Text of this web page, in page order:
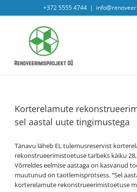
to
+372 5555 4744 |
Korterelamute
sel aastal uute tingimustega
Tänavu läheb EL tulemusreservist
rekonstrueerimistoetuse tarbeks käiku
Võrreldes eelmise aastaga on kasvanud
muutunud on taotlemisprotsess. “Sel
korterelamute rekonstrueerimistoetuse